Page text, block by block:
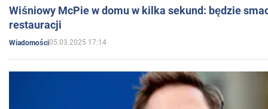
Wiśniowy McPie w domu w kilka sekund: będzie
restauracji
Wiadomości05.03.2025 17:14